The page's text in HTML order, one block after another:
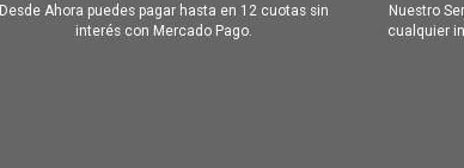
Desde Ahora puedes pagar hasta en 12 cuotas sin
interés con Mercado Pago.
Nuestro
cualquier